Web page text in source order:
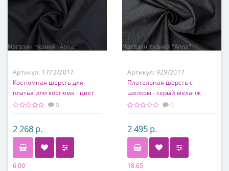
Артикул: 1772/2017
Костюмная шерсть для
платья или костюма - цвет
чернильный синий
0
2 268 р.
6.00
Артикул: 929/2017
Плательная шерсть с
шелком - серый меланж
0
2 495 р.
18.65